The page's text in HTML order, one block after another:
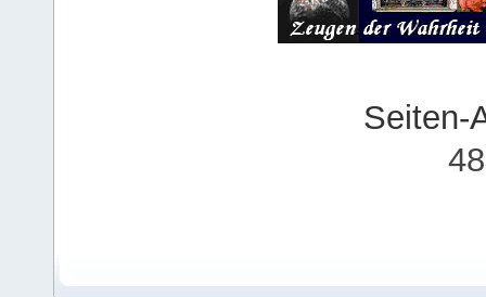
Seiten-